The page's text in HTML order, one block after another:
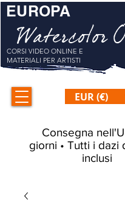
Watercolor
CORSI VIDEO ONLINE E
MATERIALI PER ARTISTI
EUR (€)
EUROPA
Consegna
giorni • Tutti i dazi
inclusi